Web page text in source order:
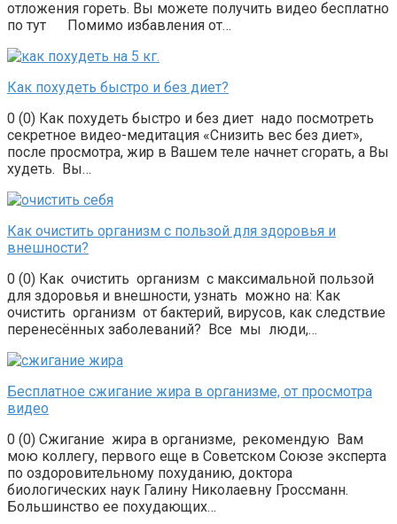
отложения гореть. Вы можете получить видео бесплатно
по тут Помимо избавления от…
Как похудеть быстро и без диет?
0 (0) Как похудеть быстро и без диет надо посмотреть
секретное видео-медитация «Снизить вес без диет»,
после просмотра, жир в Вашем теле начнет сгорать, а Вы
худеть. Вы…
Как очистить организм с пользой для здоровья и
внешности?
0 (0) Как очистить организм с максимальной пользой
для здоровья и внешности, узнать можно на: Как
очистить организм от бактерий, вирусов, как следствие
перенесённых заболеваний? Все мы люди,…
Бесплатное сжигание жира в организме, от просмотра
видео
0 (0) Сжигание жира в организме, рекомендую Вам
мою коллегу, первого еще в Советском Союзе эксперта
по оздоровительному похуданию, доктора
биологических наук Галину Николаевну Гроссманн.
Большинство ее похудающих…